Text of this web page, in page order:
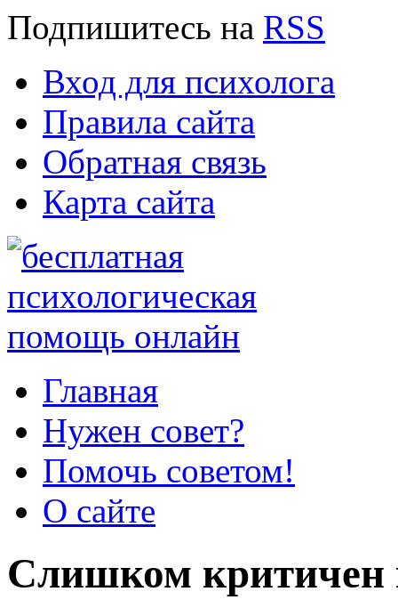
Подпишитесь на RSS
Вход для психолога
Правила сайта
Обратная связь
Карта сайта
Главная
Нужен совет?
Помочь советом!
О сайте
Слишком критичен